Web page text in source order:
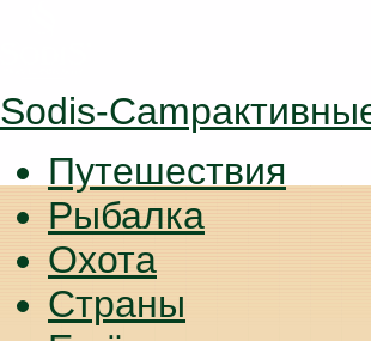
Sodis-Camp
Путешествия
Рыбалка
Охота
Страны